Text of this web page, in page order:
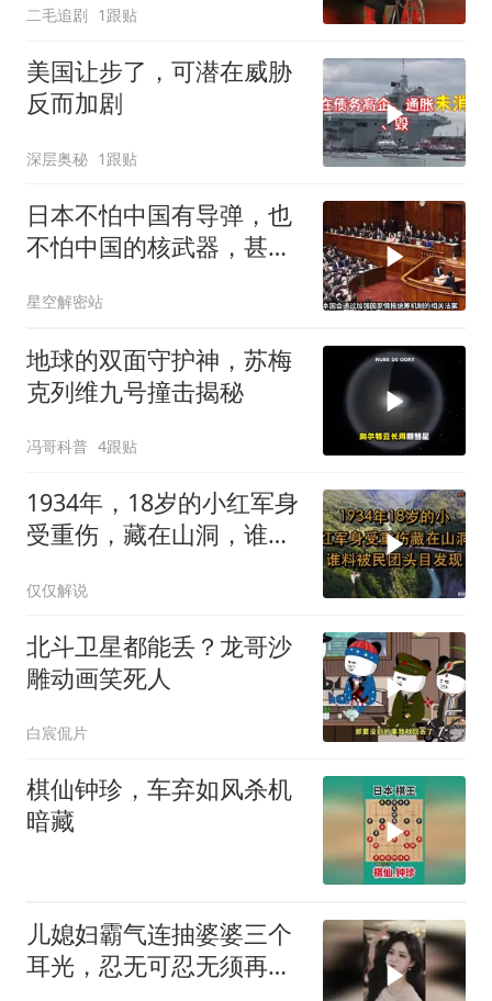
二毛追剧 1跟贴
美国让步了，可潜在威胁
反而加剧
深层奥秘 1跟贴
日本不怕中国有导弹，也
不怕中国的核武器，甚至
星空解密站
地球的双面守护神，苏梅
克列维九号撞击揭秘
冯哥科普 4跟贴
1934年，18岁的小红军身
受重伤，藏在山洞，谁料
仅仅解说
北斗卫星都能丢？龙哥沙
雕动画笑死人
白宸侃片
棋仙钟珍，车弃如风杀机
暗藏
儿媳妇霸气连抽婆婆三个
耳光，忍无可忍无须再